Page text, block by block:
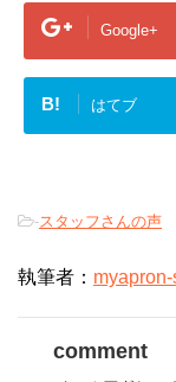
Google+
B! はてブ
-スタッフさんの声
執筆者： myapron-
comment